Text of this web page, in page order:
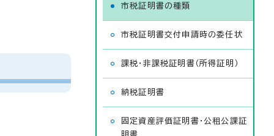
市税証明書の種類
市税証明書交付申請時の委任状
課税・非課税証明書（所得証明）
納税証明書
固定資産評価証明書・公租公課証